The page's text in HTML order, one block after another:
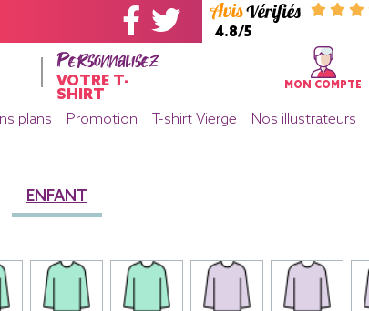
4.8/5
Personnalisez
VOTRE T-
SHIRT
MON COMPTE
plans Promotion T-shirt Vierge Nos illustrateurs
ENFANT